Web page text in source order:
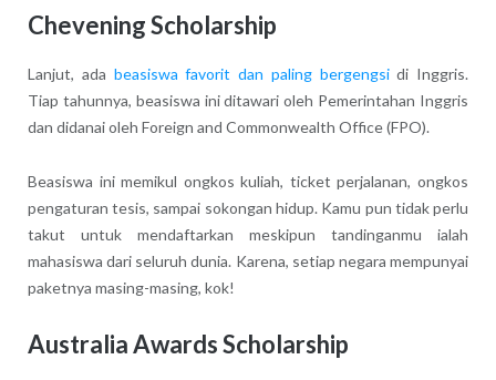
Chevening Scholarship
Lanjut, ada beasiswa favorit dan paling bergengsidi Inggris.
Tiap tahunnya, beasiswa ini ditawari oleh Pemerintahan Inggris
dan didanai oleh Foreign and Commonwealth Office (FPO).
Beasiswa ini memikul ongkos kuliah, ticket perjalanan, ongkos
pengaturan tesis, sampai sokongan hidup. Kamu pun tidak perlu
takut untuk mendaftarkan meskipun tandinganmu ialah
mahasiswa dari seluruh dunia. Karena, setiap negara mempunyai
paketnya masing-masing, kok!
Australia Awards Scholarship